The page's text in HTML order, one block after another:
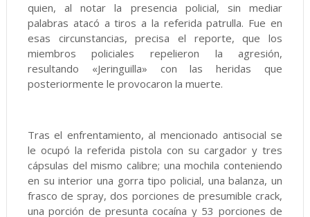
quien, al notar la presencia policial, sin mediar
palabras atacó a tiros a la referida patrulla. Fue en
esas circunstancias, precisa el reporte, que los
miembros policiales repelieron la agresión,
resultando «Jeringuilla» con las heridas que
posteriormente le provocaron la muerte.
Tras el enfrentamiento, al mencionado antisocial se
le ocupó la referida pistola con su cargador y tres
cápsulas del mismo calibre; una mochila conteniendo
en su interior una gorra tipo policial, una balanza, un
frasco de spray, dos porciones de presumible crack,
una porción de presunta cocaína y 53 porciones de